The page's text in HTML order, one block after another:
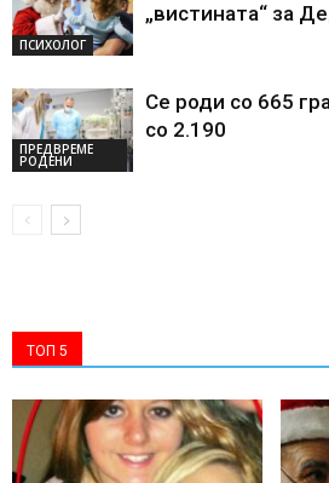
ПСИХОЛОГ
„вистината“ за
ПРЕДВРЕМЕ
РОДЕНИ
Се роди со 665
со 2.190
ТОП 5